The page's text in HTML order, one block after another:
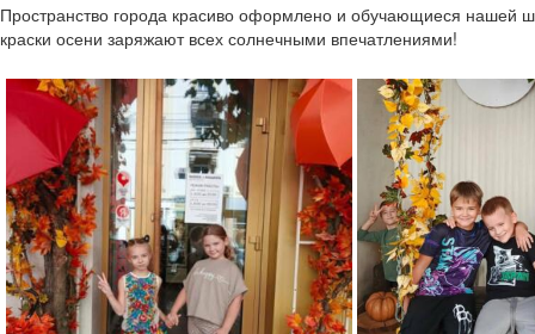
Пространство города красиво оформлено и обучающиеся нашей
краски осени заряжают всех солнечными впечатлениями!